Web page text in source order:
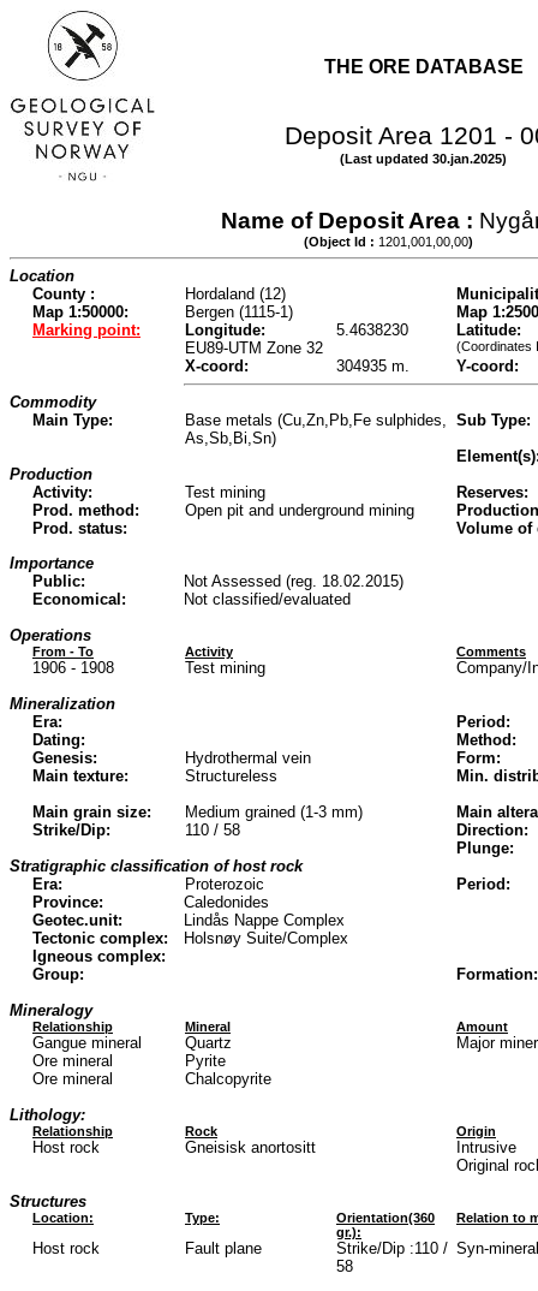
THE ORE DATABASE
Deposit Area 1201 -
(Last updated 30.jan.2025)
Name of Deposit Area :
(Object Id : 1201,001,00,00)
Location
County :
Hordaland (12)
Map 1:50000:
Bergen (1115-1)
Map
Marking point:
Longitude: 5.4638230
Latitude:
EU89-UTM Zone 32
(Coordinates
X-coord: 304935 m.
Y-coord:
Commodity
Main Type:
Base metals (Cu,Zn,Pb,Fe sulphides,
As,Sb,Bi,Sn)
Sub Type:
Production
Activity:
Test mining
Reserves:
Prod. method:
Open pit and underground mining
Prod. status:
Volume of
Importance
Public:
Not Assessed (reg. 18.02.2015)
Economical:
Not classified/evaluated
Operations
From - To Activity Comments
1906 - 1908 Test mining
Company/
Mineralization
Era:
Period:
Dating:
Method:
Genesis:
Hydrothermal vein
Form:
Main texture:
Structureless
Min.
Main grain size:
Medium grained (1-3 mm)
Main
Strike/Dip:
110 / 58
Direction:
Plunge:
Stratigraphic classification of host rock
Era:
Proterozoic
Period:
Province:
Caledonides
Geotec.unit:
Lindås Nappe Complex
Tectonic complex:
Holsnøy Suite/Complex
Igneous complex:
Group:
Formation:
Mineralogy
Relationship Mineral Amount
Gangue mineral Quartz
Major
Ore mineral
Pyrite
Ore mineral
Chalcopyrite
Lithology:
Relationship Rock Origin
Host rock Gneisisk anortositt
Intrusive
Original
Structures
Location: Type:
Orientation(360
gr.):
Relation to
Host rock Fault plane
Strike/Dip :110 /
58
Syn-